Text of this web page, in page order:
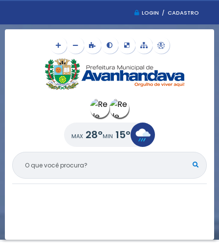
LOGIN / CADASTRO
O QUE VOCÊ PROCURA?
28° 15°